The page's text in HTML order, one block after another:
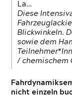
La…
Diese
Blickwinkeln.
sowie dem
/ chemischem
nicht einzeln